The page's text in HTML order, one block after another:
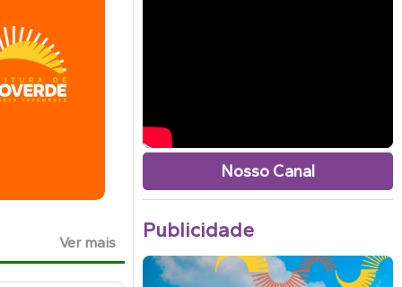
Ver mais
Nosso Canal
Publicidade